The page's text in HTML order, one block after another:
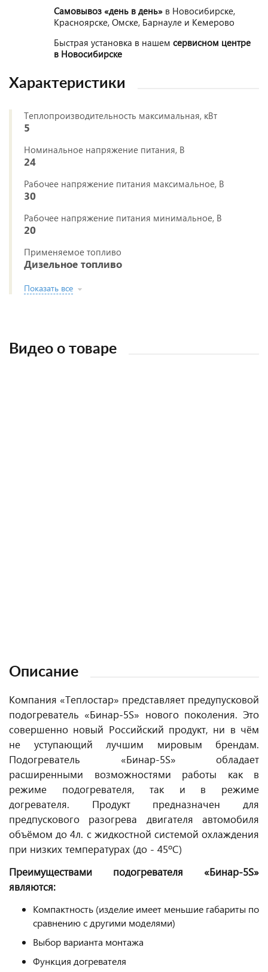
Самовывоз «день в день» в Новосибирске,
Красноярске, Омске, Барнауле и Кемерово
Быстрая установка в нашем сервисном центре
в Новосибирске
Характеристики
Теплопроизводительность максимальная, кВт
5
Номинальное напряжение питания, В
24
Рабочее напряжение питания максимальное, В
30
Рабочее напряжение питания минимальное, В
20
Применяемое топливо
Дизельное топливо
Показать все
Видео о товаре
Описание
Компания «Теплостар» представляет предупусковой
подогреватель «Бинар-5S» нового поколения. Это
совершенно новый Российский продукт, ни в чём
не уступающий лучшим мировым брендам.
Подогреватель «Бинар-5S» обладает
расширенными возможностями работы как в
режиме подогревателя, так и в режиме
догревателя. Продукт предназначен для
предпускового разогрева двигателя автомобиля
объёмом до 4л. с жидкостной системой охлаждения
при низких температурах (до - 45ºC)
Преимуществами подогревателя «Бинар-5S»
являются:
Компактность (изделие имеет меньшие габариты по
сравнению с другими моделями)
Выбор варианта монтажа
Функция догревателя